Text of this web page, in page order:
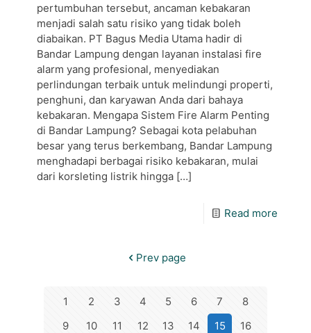
pertumbuhan tersebut, ancaman kebakaran
menjadi salah satu risiko yang tidak boleh
diabaikan. PT Bagus Media Utama hadir di
Bandar Lampung dengan layanan instalasi fire
alarm yang profesional, menyediakan
perlindungan terbaik untuk melindungi properti,
penghuni, dan karyawan Anda dari bahaya
kebakaran. Mengapa Sistem Fire Alarm Penting
di Bandar Lampung? Sebagai kota pelabuhan
besar yang terus berkembang, Bandar Lampung
menghadapi berbagai risiko kebakaran, mulai
dari korsleting listrik hingga […]
Read more
Prev page
1 2 3 4 5 6 7
8
9
10 11 12 13 14 15
16